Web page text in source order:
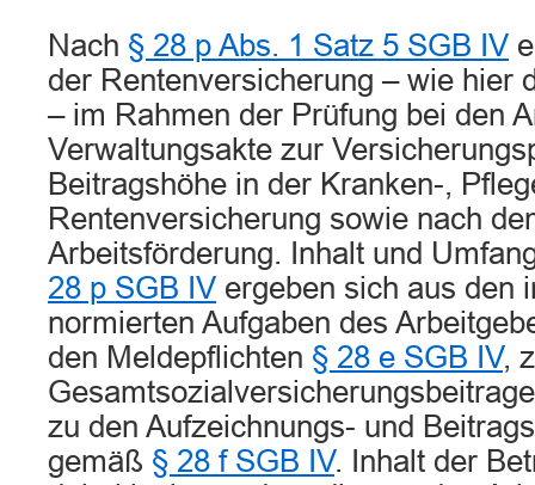
Nach § 28 p Abs. 1 Satz 5 SGB IV
der Rentenversicherung – wie hier
– im Rahmen der Prüfung bei den
Verwaltungsakte zur
Beitragshöhe in der Kranken-,
Rentenversicherung sowie nach
Arbeitsförderung. Inhalt und
28 p SGB IV ergeben sich aus den
normierten Aufgaben des
den Meldepflichten § 28 e SGB IV,
zu den Aufzeichnungs- und
gemäß § 28 f SGB IV. Inhalt der